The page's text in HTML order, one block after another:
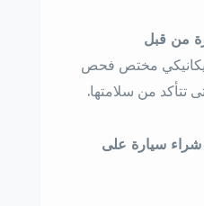
من قبل
مختص فحص
تتأكد من سلامتها.
شراء سيارة على